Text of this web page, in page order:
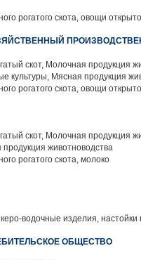
рогатого скота, овощи
скот, Молочная продукция
культуры, Мясная продукция
рогатого скота, овощи
скот, Молочная продукция
животноводства
рогатого скота, молоко
водочные изделия, настойки
ОБЩЕСТВО